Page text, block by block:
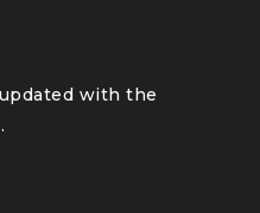
with the